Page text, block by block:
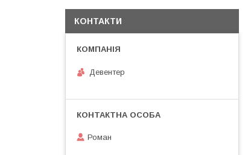
КОНТАКТИ
Девентер
Роман